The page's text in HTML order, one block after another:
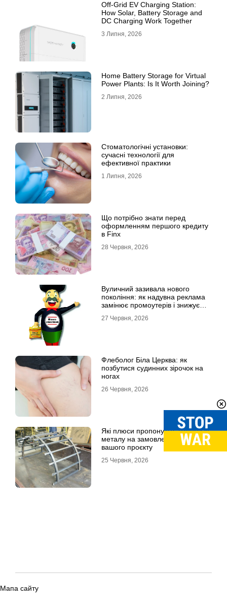
Off-Grid EV Charging Station:
How Solar, Battery Storage and
DC Charging Work Together
3 Липня, 2026
Home Battery Storage for Virtual
Power Plants: Is It Worth Joining?
2 Липня, 2026
Стоматологічні установки:
сучасні технології для
ефективної практики
1 Липня, 2026
Що потрібно знати перед
оформленням першого кредиту
в Finx
28 Червня, 2026
Вуличний зазивала нового
покоління: як надувна реклама
замінює промоутерів і знижує
27 Червня, 2026
Флеболог Біла Церква: як
позбутися судинних зірочок на
ногах
26 Червня, 2026
Які плюси пропонують вироби із
металу на замовлення для
вашого проєкту
25 Червня, 2026
Мапа сайту